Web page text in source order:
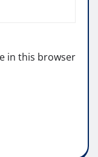
in this browser